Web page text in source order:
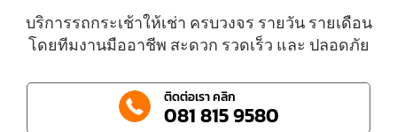
บริการรถกระเช้าให้เช่า ครบวงจร รายวัน รายเดือน
โดยทีมงานมืออาชีพ สะดวก รวดเร็ว และ ปลอดภัย
ติดต่อเรา คลิก
081 815 9580